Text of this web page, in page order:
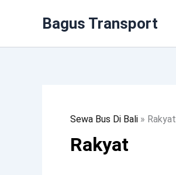
Bagus Transport
Sewa Bus Di Bali » Rakyat
Rakyat